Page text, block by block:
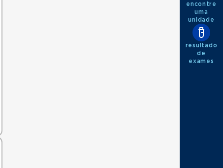
encontre
uma
unidade
resultado
de
exames